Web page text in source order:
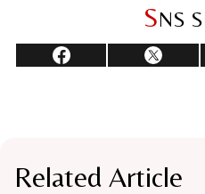
SNS
Related Article